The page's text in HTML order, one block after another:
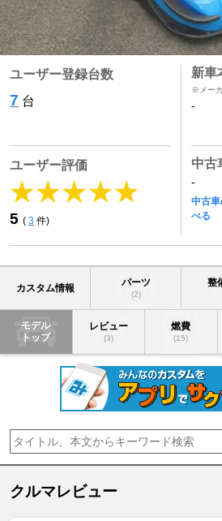
ユーザー登録台数
7 台
ユーザー評価
5 ( 3 件)
新車
※メー
-
中古
-
中古
べる
カスタム情報 パーツ
(2)
整
モデル
トップ
レビュー
(3)
燃費
(15)
クルマレビュー